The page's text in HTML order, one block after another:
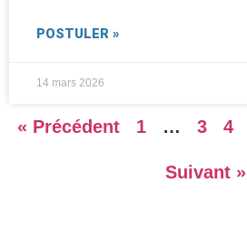
POSTULER »
14 mars 2026
« Précédent 1 … 3 4
Suivant »